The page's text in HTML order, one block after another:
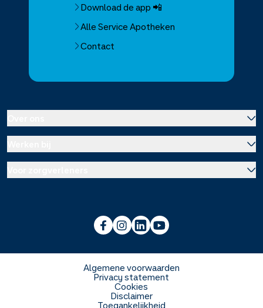
Download de app 📲
Alle Service Apotheken
Contact
Franchise informatie
Voorlichting scholen
Algemene voorwaarden
Privacy statement
Cookies
Disclaimer
Toegankelijkheid